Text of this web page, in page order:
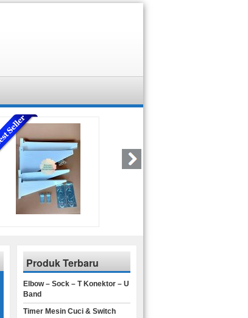
Produk Terbaru
Elbow – Sock – T Konektor – U
Band
Timer Mesin Cuci & Switch